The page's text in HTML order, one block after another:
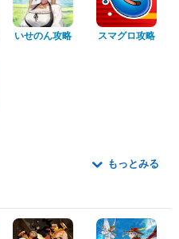
いせのん攻略 スマグロ攻略
もっとみる